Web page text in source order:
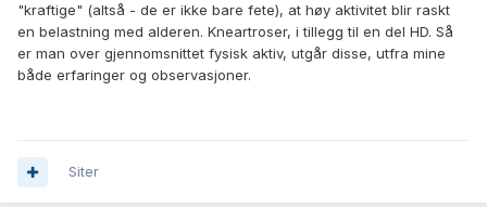
"kraftige" (altså - de er ikke bare fete), at høy aktivitet blir raskt
en belastning med alderen. Kneartroser, i tillegg til en del HD. Så
er man over gjennomsnittet fysisk aktiv, utgår disse, utfra mine
både erfaringer og observasjoner.
Siter